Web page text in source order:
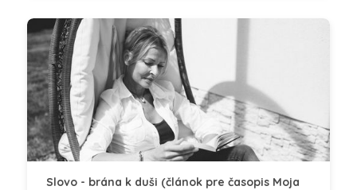
Slovo - brána k duši (článok pre časopis Moja